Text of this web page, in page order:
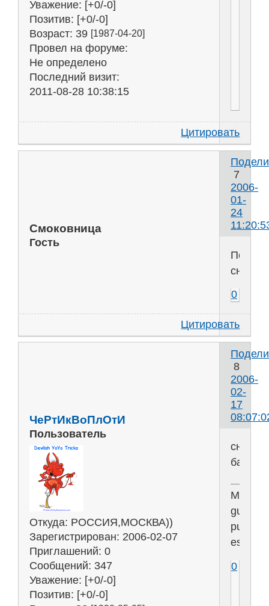
Уважение: [+0/-0]
Позитив: [+0/-0]
Возраст: 39 [1987-04-20]
Провел на форуме:
Не определено
Последний визит:
2011-08-28 10:38:15
Цитировать
7
2006-
01-
24
Смоковница
Гость
снег!
0
Цитировать
8
2006-
02-
17
ЧеРтИкВоПлОтИ
Пользователь
Откуда: РОССИЯ,МОСКВА))
Зарегистрирован: 2006-02-07
Приглашений: 0
Сообщений: 347
Уважение: [+0/-0]
Позитив: [+0/-0]
баба
guia
pulvis
0